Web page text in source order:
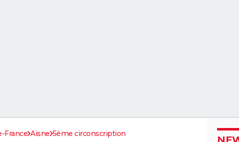
France Aisne 5ème circonscription